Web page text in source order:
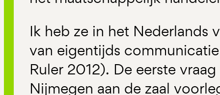
Ik heb ze in het Nederlands
van eigentijds
Ruler 2012). De eerste
Nijmegen aan de zaal